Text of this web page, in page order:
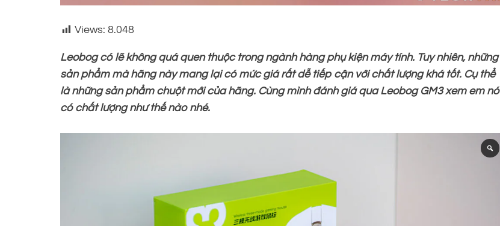
Views: 8.048
Leobog có lẽ không quá quen thuộc trong ngành hàng phụ kiện máy tính. Tuy nhiên, những
sản phẩm mà hãng này mang lại có mức giá rất dễ tiếp cận với chất lượng khá tốt. Cụ thể
là những sản phẩm chuột mới của hãng. Cùng mình đánh giá qua Leobog GM3 xem em nó
có chất lượng như thế nào nhé.